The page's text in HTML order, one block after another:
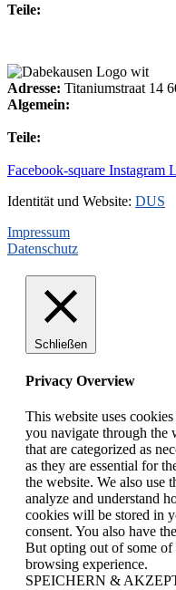
Teile:
Adresse: Titaniumstraat 14
Algemein:
Teile:
Facebook-square Instagram
Identität und Website: DUS
Impressum
Datenschutz
Schließen
Privacy Overview
This website uses
you navigate through the
that are categorized as
as they are essential for
the website. We also use
analyze and understand
cookies will be stored in
consent. You also have
But opting out of some of
browsing experience.
SPEICHERN &